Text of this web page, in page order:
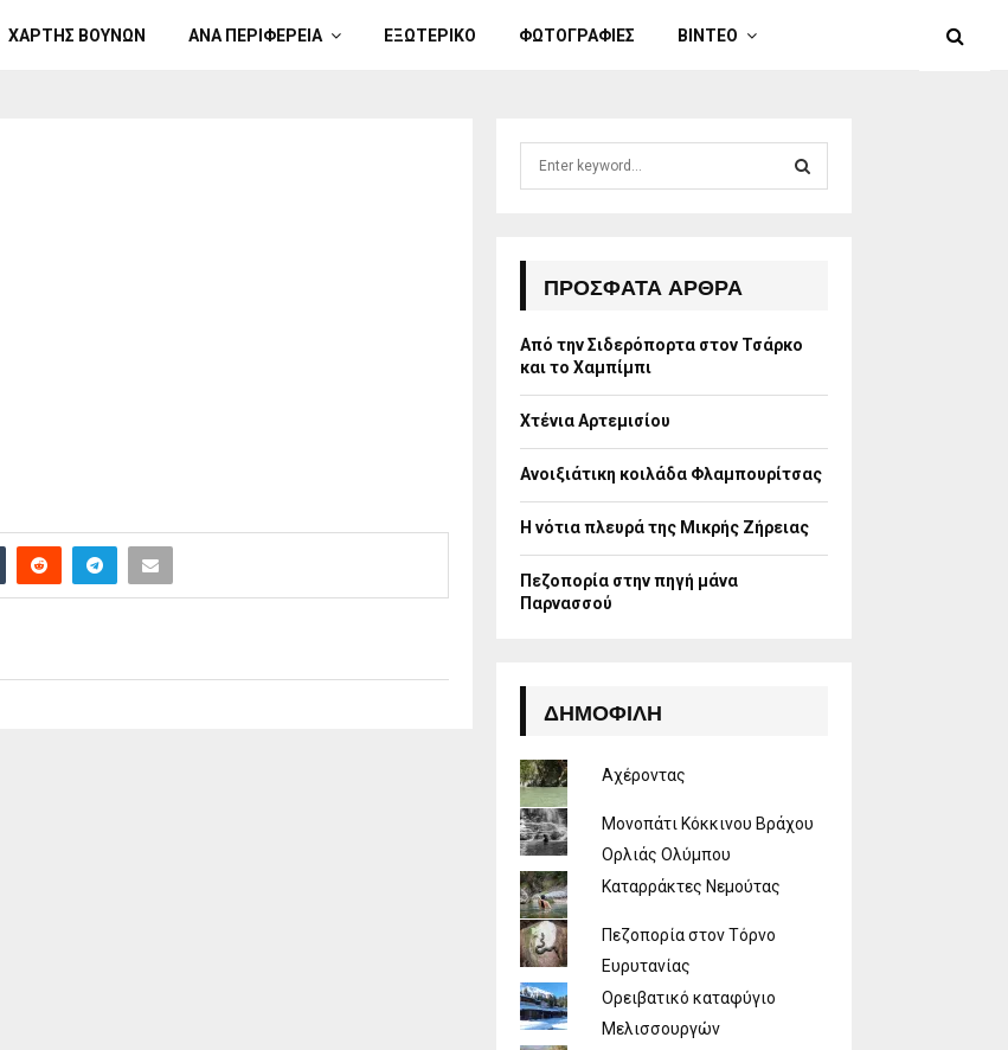
ΧΑΡΤΗΣ ΒΟΥΝΩΝ ΑΝΑ ΠΕΡΙΦΕΡΕΙΑ ΕΞΩΤΕΡΙΚΟ ΦΩΤΟΓΡΑΦΙΕΣ ΒΙΝΤΕΟ
r
:
R
H
ΠΡΌΣΦΑΤΑ ΆΡΘΡΑ
Από την Σιδερόπορτα στον Τσάρκο
και το Χαμπίμπι
Χτένια Αρτεμισίου
Ανοιξιάτικη κοιλάδα Φλαμπουρίτσας
Η νότια πλευρά της Μικρής Ζήρειας
Πεζοπορία στην πηγή μάνα
Παρνασσού
ΔΗΜΟΦΙΛΉ
Αχέροντας
Μονοπάτι Κόκκινου Βράχου
Ορλιάς Ολύμπου
Καταρράκτες Νεμούτας
Πεζοπορία στον Τόρνο
Ευρυτανίας
Ορειβατικό καταφύγιο
Μελισσουργών